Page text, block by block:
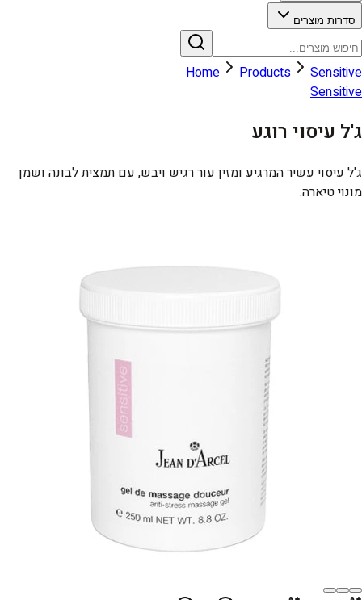
סדרות מוצרים
Home Products
Sensitive
Sensitive
ג'ל עיסוי רוגע
ג'ל עיסוי עשיר המרגיע ומזין עור רגיש ויבש, עם תמצית לבונה ושמן
מונוי טיארה.